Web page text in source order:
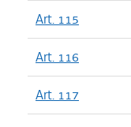
Art. 115
Art. 116
Art. 117